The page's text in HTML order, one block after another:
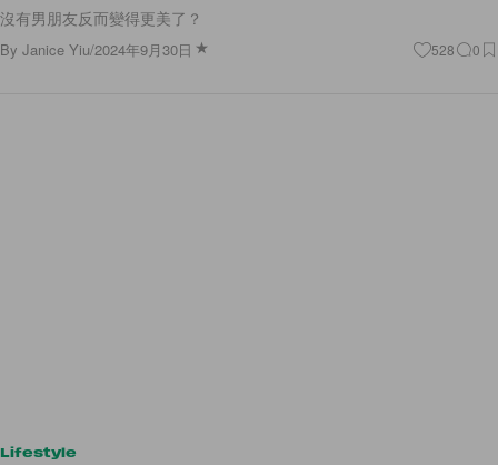
沒有男朋友反而變得更美了？
By Janice Yiu/2024年9月30日 528 0
Lifestyle